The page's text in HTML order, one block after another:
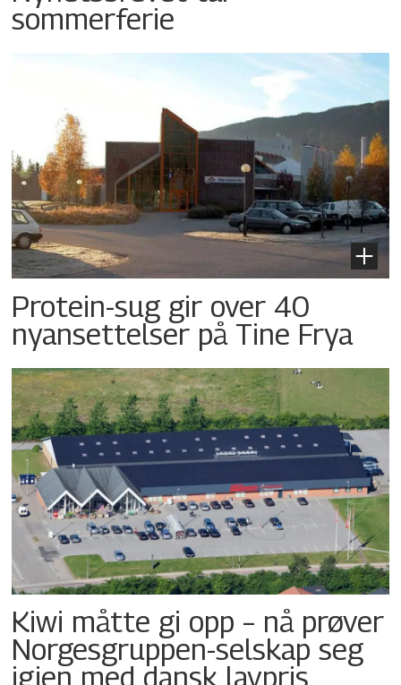
sommerferie
Protein-sug gir over 40
nyansettelser på Tine Frya
Kiwi måtte gi opp – nå prøver
Norgesgruppen-selskap seg
igjen med dansk lavpris